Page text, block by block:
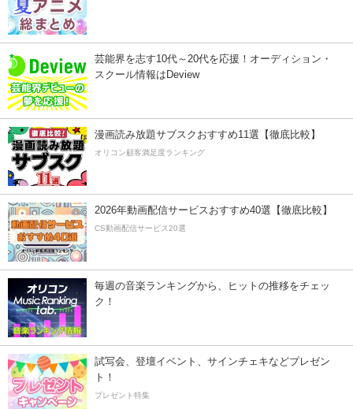
芸能界を志す10代～20代を応援！オーディション・
スクール情報はDeview
漫画読み放題サブスクおすすめ11選【徹底比較】
オリコン顧客満足度ランキング
2026年動画配信サービスおすすめ40選【徹底比較】
CS動画配信サービス20選
毎週の音楽ランキングから、ヒットの推移をチェッ
ク！
試写会、登壇イベント、サインチェキなどプレゼン
ト！
プレゼント特集